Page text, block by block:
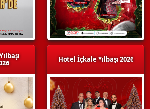
Hotel İçkale Yılbaşı 2026